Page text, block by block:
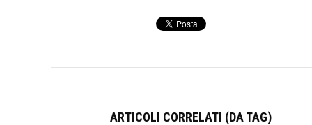
ARTICOLI CORRELATI (DA TAG)